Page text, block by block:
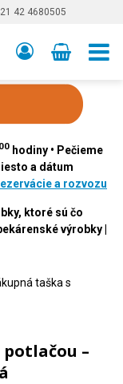
42 4680505
00 hodiny • Pečieme
a dátum
a rozvozu
ktoré sú čo
výrobky |
taška s
–